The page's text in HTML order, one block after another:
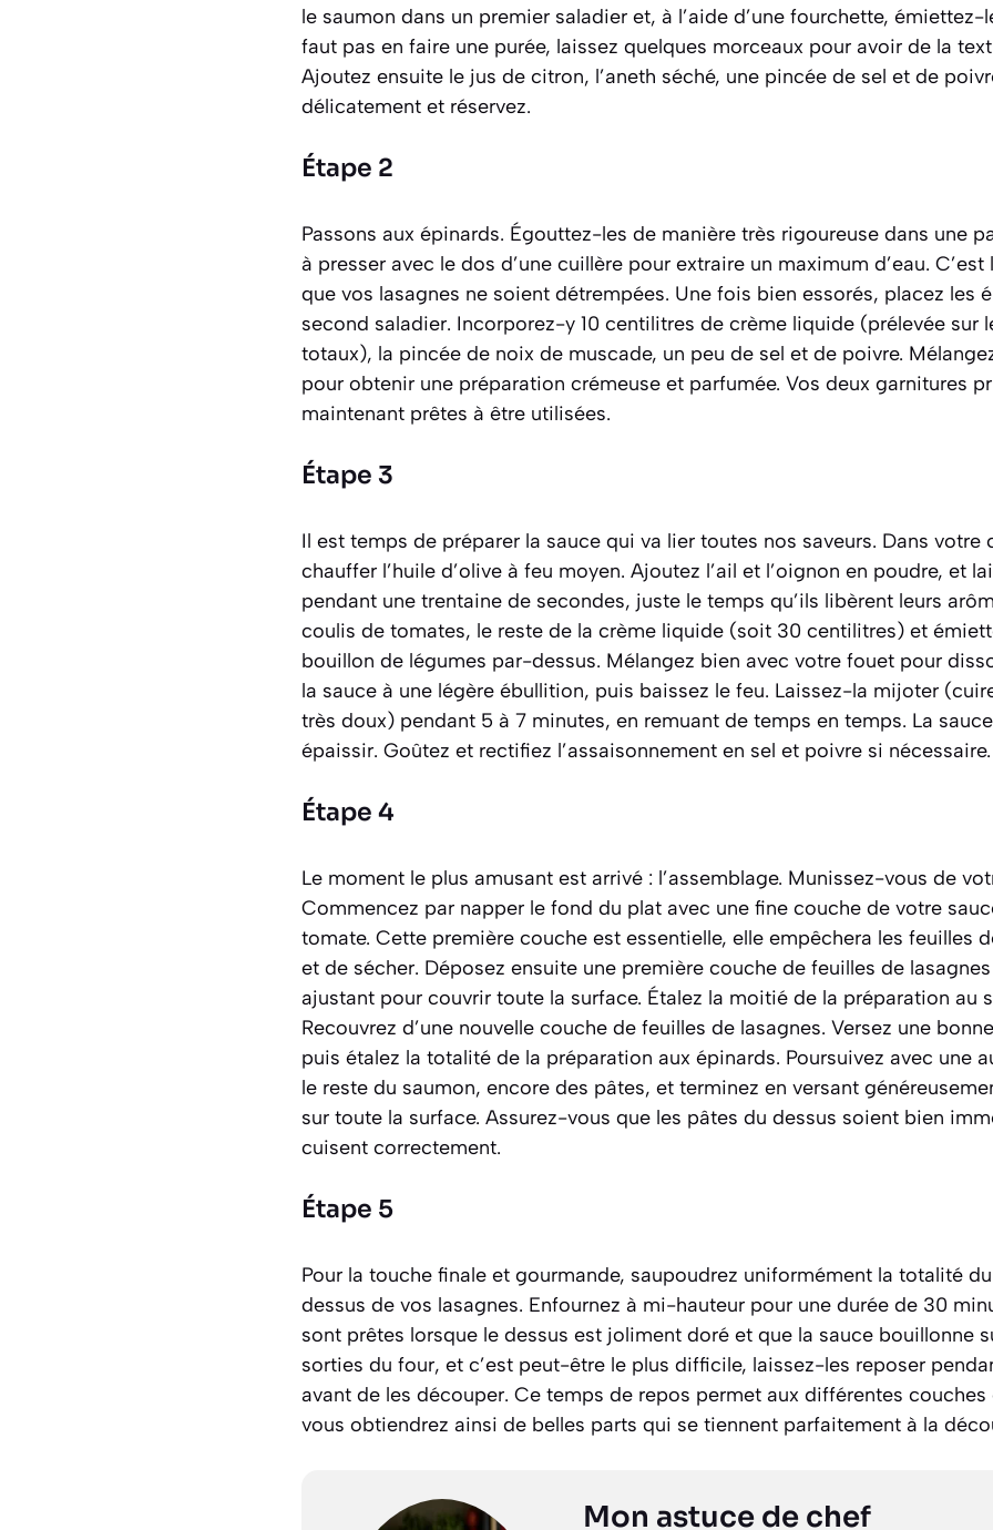
le saumon dans un premier saladier et, à l’aide d’une fourchette,
faut pas en faire une purée, laissez quelques morceaux pour avoir de la
Ajoutez ensuite le jus de citron, l’aneth séché, une pincée de sel et de
délicatement et réservez.
Étape 2
Passons aux épinards. Égouttez-les de manière très rigoureuse dans une
à presser avec le dos d’une cuillère pour extraire un maximum d’eau.
que vos lasagnes ne soient détrempées. Une fois bien essorés, placez les
second saladier. Incorporez-y 10 centilitres de crème liquide (prélevée sur
totaux), la pincée de noix de muscade, un peu de sel et de poivre.
pour obtenir une préparation crémeuse et parfumée. Vos deux garnitures
maintenant prêtes à être utilisées.
Étape 3
Il est temps de préparer la sauce qui va lier toutes nos saveurs. Dans votre
chauffer l’huile d’olive à feu moyen. Ajoutez l’ail et l’oignon en poudre, et
pendant une trentaine de secondes, juste le temps qu’ils libèrent leurs
coulis de tomates, le reste de la crème liquide (soit 30 centilitres) et
bouillon de légumes par-dessus. Mélangez bien avec votre fouet pour
la sauce à une légère ébullition, puis baissez le feu. Laissez-la mijoter
très doux) pendant 5 à 7 minutes, en remuant de temps en temps. La
épaissir. Goûtez et rectifiez l’assaisonnement en sel et poivre si nécessaire.
Étape 4
Le moment le plus amusant est arrivé : l’assemblage. Munissez-vous de
Commencez par napper le fond du plat avec une fine couche de votre
tomate. Cette première couche est essentielle, elle empêchera les feuilles
et de sécher. Déposez ensuite une première couche de feuilles de
ajustant pour couvrir toute la surface. Étalez la moitié de la préparation au
Recouvrez d’une nouvelle couche de feuilles de lasagnes. Versez une
puis étalez la totalité de la préparation aux épinards. Poursuivez avec une
le reste du saumon, encore des pâtes, et terminez en versant
sur toute la surface. Assurez-vous que les pâtes du dessus soient bien
cuisent correctement.
Étape 5
Pour la touche finale et gourmande, saupoudrez uniformément la totalité
dessus de vos lasagnes. Enfournez à mi-hauteur pour une durée de 30
sont prêtes lorsque le dessus est joliment doré et que la sauce bouillonne
sorties du four, et c’est peut-être le plus difficile, laissez-les reposer
avant de les découper. Ce temps de repos permet aux différentes
vous obtiendrez ainsi de belles parts qui se tiennent parfaitement à la
Mon astuce de chef